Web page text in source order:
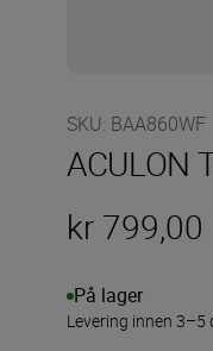
SKU: BAA860WF
ACULON
kr 799,00
På lager
Levering innen 3–5